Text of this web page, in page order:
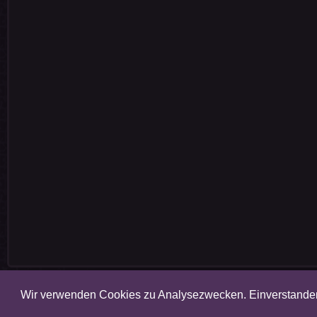
Wir verwenden Cookies zu Analysezwecken.